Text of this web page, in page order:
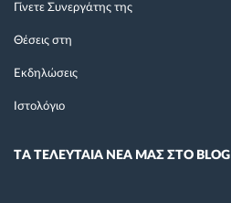
Γίνετε Συνεργάτης της
Θέσεις στη
Εκδηλώσεις
Ιστολόγιο
TΑ ΤΕΛΕΥΤΑΙΑ ΝΕΑ ΜΑΣ ΣΤΟ BLOG